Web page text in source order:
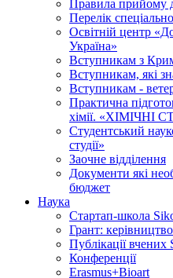
Правила прийому
Перелік
Освітній центр
Україна»
Вступникам з
Вступникам, які
Вступникам -
Практична
хімії. «ХІМІЧНІ
Студентський
студії»
Заочне відділення
Документи які
бюджет
Наука
Стартап-школа
Грант: керівництво
Публікації вчених
Конференції
Erasmus+Bioart